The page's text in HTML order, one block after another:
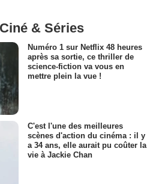
& Séries
Numéro 1 sur Netflix 48 heures
après sa sortie, ce thriller de
science-fiction va vous en
mettre plein la vue !
C'est l'une des meilleures
scènes d'action du cinéma : il y
a 34 ans, elle aurait pu coûter la
vie à Jackie Chan